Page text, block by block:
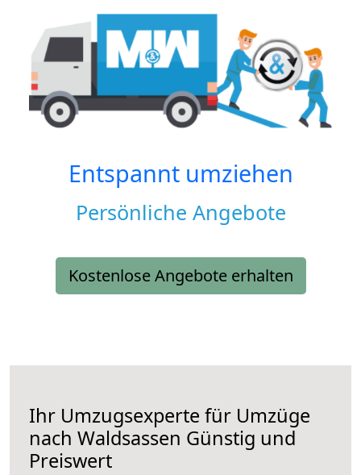
Entspannt umziehen
Persönliche Angebote
Kostenlose Angebote erhalten
Ihr Umzugsexperte für Umzüge
nach Waldsassen Günstig und
Preiswert